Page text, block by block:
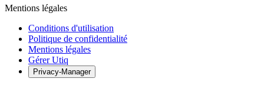
Mentions légales
Conditions d'utilisation
Politique de confidentialité
Mentions légales
Gérer Utiq
Privacy-Manager